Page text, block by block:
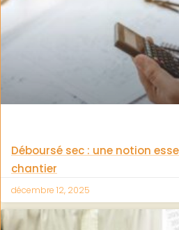
Déboursé sec : une notion
chantier
décembre 12, 2025